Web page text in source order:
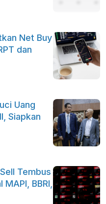
Net Buy
dan
Uang
Siapkan
Tembus
BBRI,